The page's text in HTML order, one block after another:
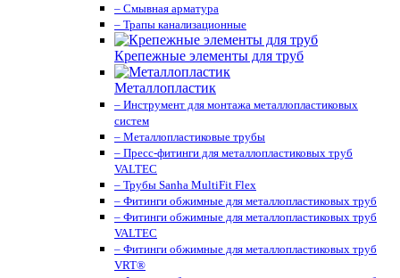
– Смывная арматура
– Трапы канализационные
Крепежные элементы для труб
Металлопластик
– Инструмент для монтажа металлопластиковых
систем
– Металлопластиковые трубы
– Пресс-фитинги для металлопластиковых труб
VALTEС
– Трубы Sanha MultiFit Flex
– Фитинги обжимные для металлопластиковых труб
– Фитинги обжимные для металлопластиковых труб
VALTEС
– Фитинги обжимные для металлопластиковых труб
VRT®